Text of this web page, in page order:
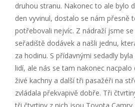
druhou stranu. Nakonec to ale bylo
den vyvinul, dostalo se nám přesně
potřebovali nejvíc. Z nádraží jsme
seřadiště dodávek a našli jednu,
za hodinu. S přídavnými sedadly
lidí, ale nás se tam nakonec
živé kachny a další tři pasažéři na
zvládala překvapivě dobře. Tři